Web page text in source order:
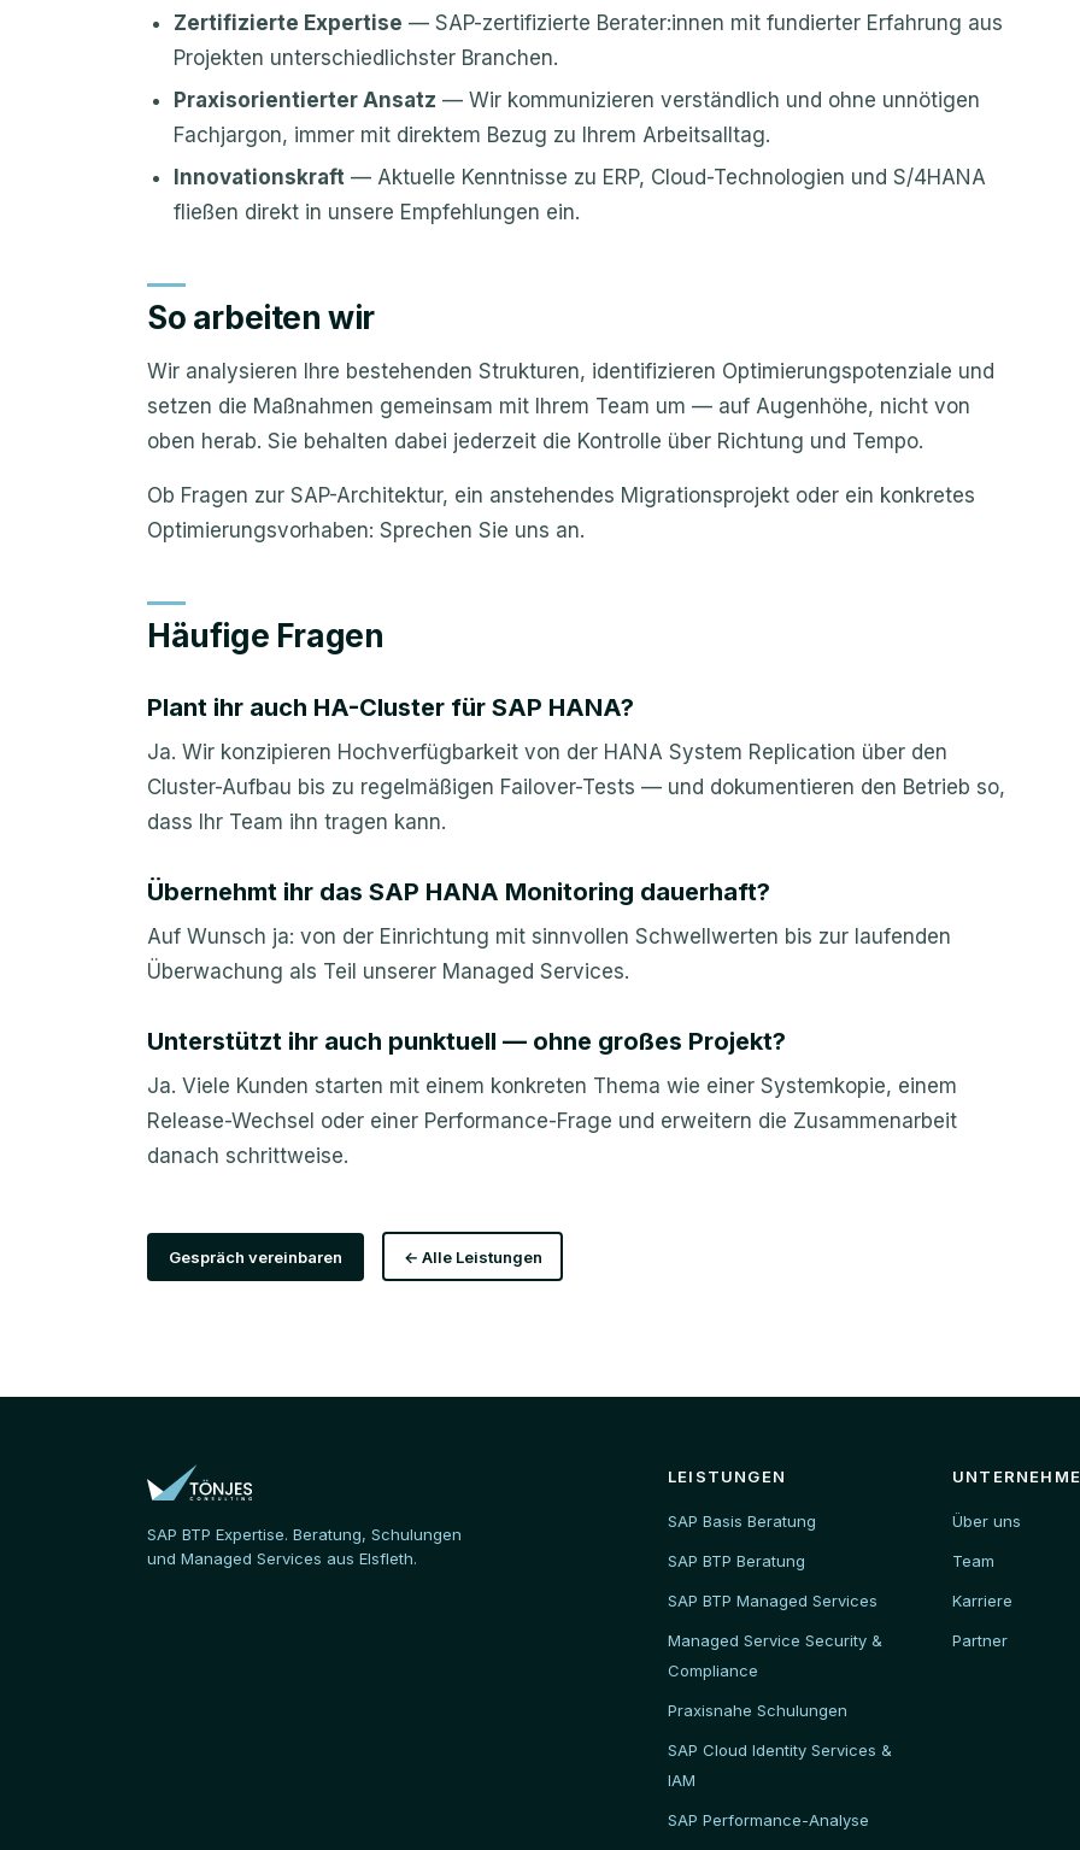
Zertifizierte Expertise — SAP-zertifizierte Berater:innen mit fundierter Erfahrung aus
Projekten unterschiedlichster Branchen.
Praxisorientierter Ansatz — Wir kommunizieren verständlich und ohne unnötigen
Fachjargon, immer mit direktem Bezug zu Ihrem Arbeitsalltag.
Innovationskraft — Aktuelle Kenntnisse zu ERP, Cloud-Technologien und S/4HANA
fließen direkt in unsere Empfehlungen ein.
So arbeiten wir
Wir analysieren Ihre bestehenden Strukturen, identifizieren Optimierungspotenziale und
setzen die Maßnahmen gemeinsam mit Ihrem Team um — auf Augenhöhe, nicht von
oben herab. Sie behalten dabei jederzeit die Kontrolle über Richtung und Tempo.
Ob Fragen zur SAP-Architektur, ein anstehendes Migrationsprojekt oder ein konkretes
Optimierungsvorhaben: Sprechen Sie uns an.
Häufige Fragen
Plant ihr auch HA-Cluster für SAP HANA?
Ja. Wir konzipieren Hochverfügbarkeit von der HANA System Replication über den
Cluster-Aufbau bis zu regelmäßigen Failover-Tests — und dokumentieren den Betrieb so,
dass Ihr Team ihn tragen kann.
Übernehmt ihr das SAP HANA Monitoring dauerhaft?
Auf Wunsch ja: von der Einrichtung mit sinnvollen Schwellwerten bis zur laufenden
Überwachung als Teil unserer Managed Services.
Unterstützt ihr auch punktuell — ohne großes Projekt?
Ja. Viele Kunden starten mit einem konkreten Thema wie einer Systemkopie, einem
Release-Wechsel oder einer Performance-Frage und erweitern die Zusammenarbeit
danach schrittweise.
Gespräch vereinbaren ← Alle Leistungen
SAP BTP Expertise. Beratung, Schulungen
und Managed Services aus Elsfleth.
LEISTUNGEN
SAP Basis Beratung
SAP BTP Beratung
SAP BTP Managed Services
Managed Service Security &
Compliance
Praxisnahe Schulungen
SAP Cloud Identity Services &
IAM
SAP Performance-Analyse
Über uns
Team
Karriere
Partner